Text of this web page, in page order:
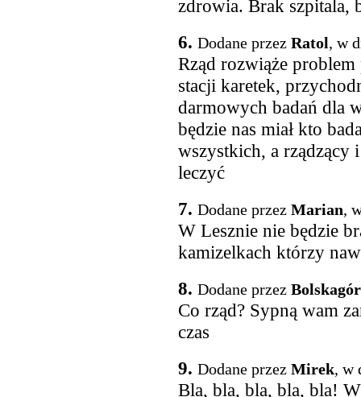
zdrowia. Brak szpitala,
6. Dodane przez Ratol, w
Rząd rozwiąże
stacji karetek,
darmowych badań dla
będzie nas miał kto
wszystkich, a rządzący
leczyć
7. Dodane przez Marian,
W Lesznie nie będzie
kamizelkach którzy
8. Dodane przez
Co rząd? Sypną wam
czas
9. Dodane przez Mirek, w
Bla, bla, bla, bla, bla!